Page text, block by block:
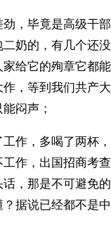
，毕竟是高级干
奶的，有几个还
给它的殉章它都
，等到我们共产
闷声；
作，多喝了两杯
作，出国招商考
，那是不可避免
据说已经都不是